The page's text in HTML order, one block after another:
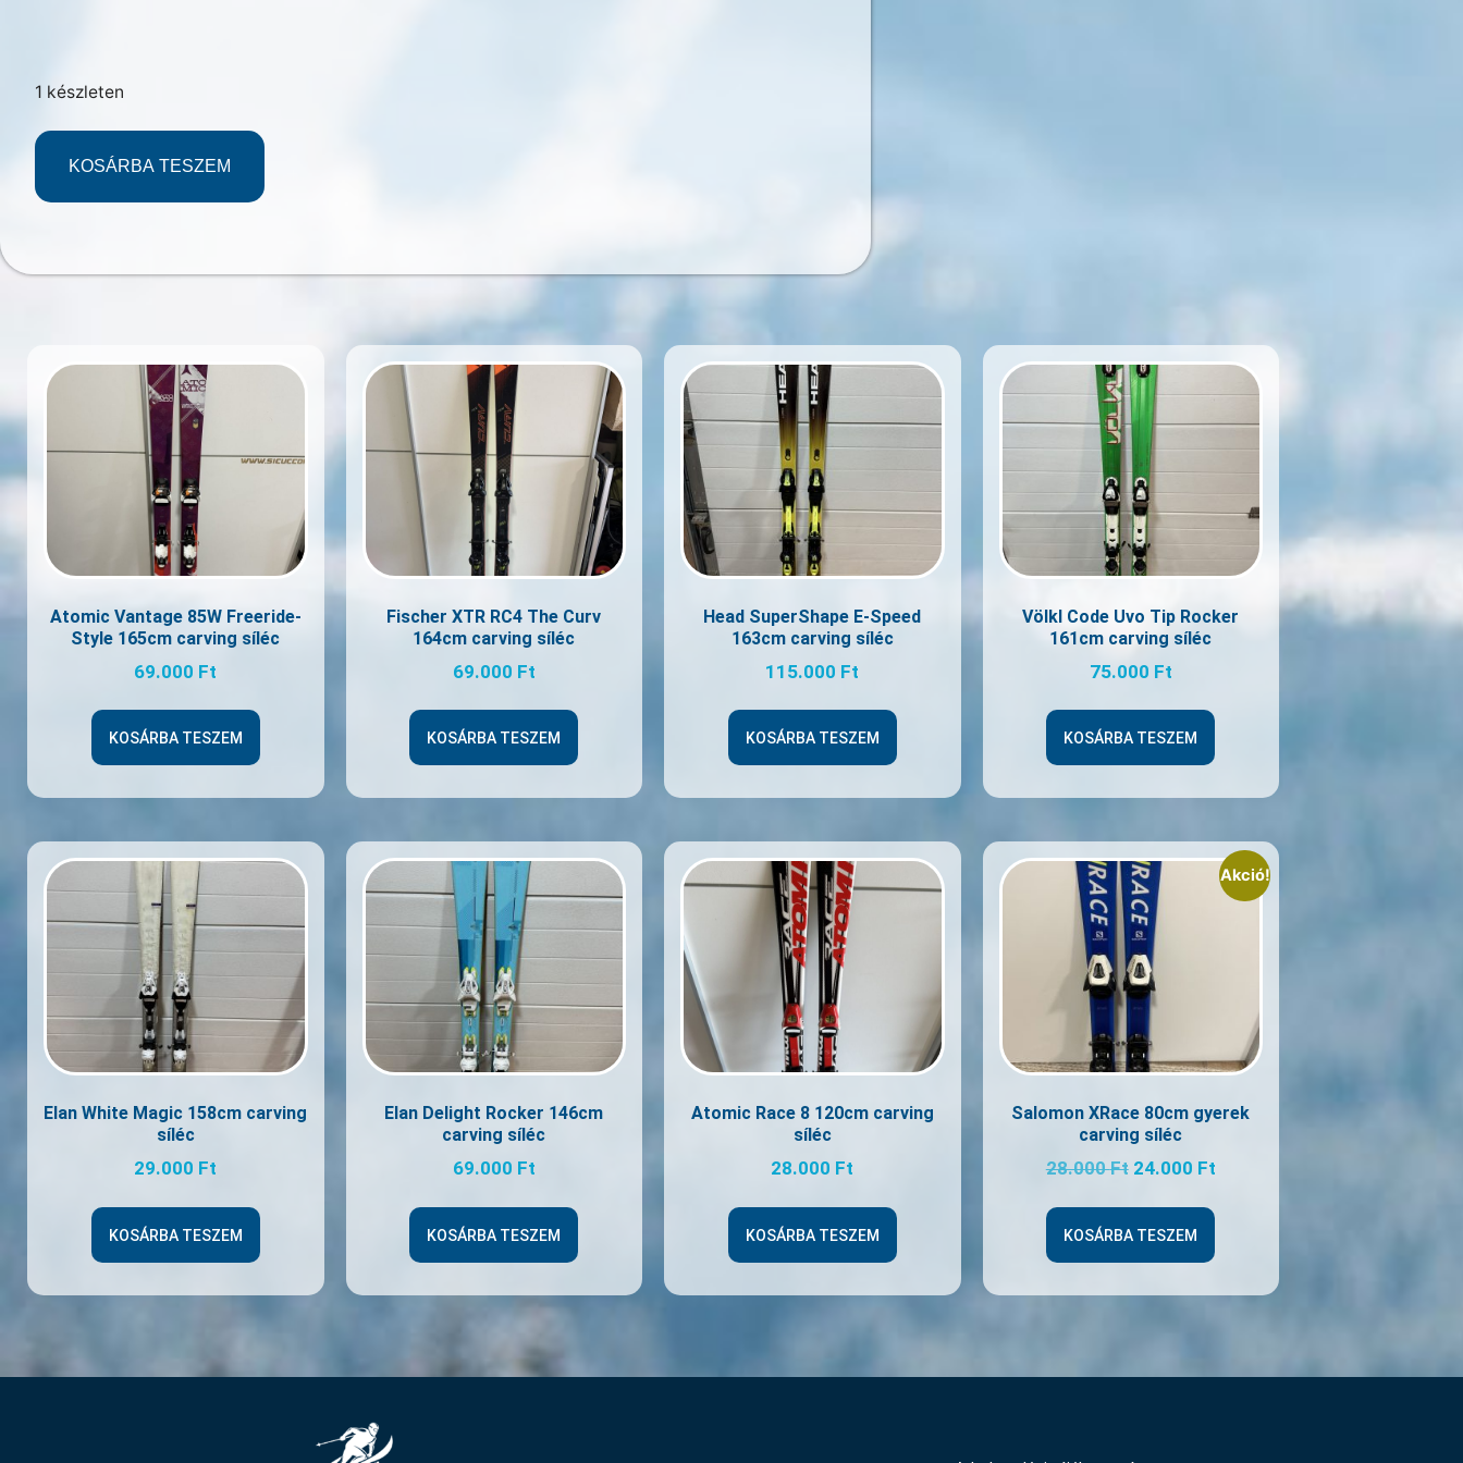
1 készleten
KOSÁRBA TESZEM
Atomic Vantage 85W Freeride-
Style 165cm carving síléc
69.000 Ft
KOSÁRBA TESZEM
Fischer XTR RC4 The Curv
164cm carving síléc
69.000 Ft
KOSÁRBA TESZEM
Head SuperShape E-Speed
163cm carving síléc
115.000 Ft
KOSÁRBA TESZEM
Völkl Code Uvo Tip Rocker
161cm carving síléc
75.000 Ft
KOSÁRBA TESZEM
Elan White Magic 158cm carving
síléc
29.000 Ft
KOSÁRBA TESZEM
Elan Delight Rocker 146cm
carving síléc
69.000 Ft
KOSÁRBA TESZEM
Atomic Race 8 120cm carving
síléc
28.000 Ft
KOSÁRBA TESZEM
Akció!
Salomon XRace 80cm gyerek
carving síléc
28.000Ft 24.000 Ft
KOSÁRBA TESZEM